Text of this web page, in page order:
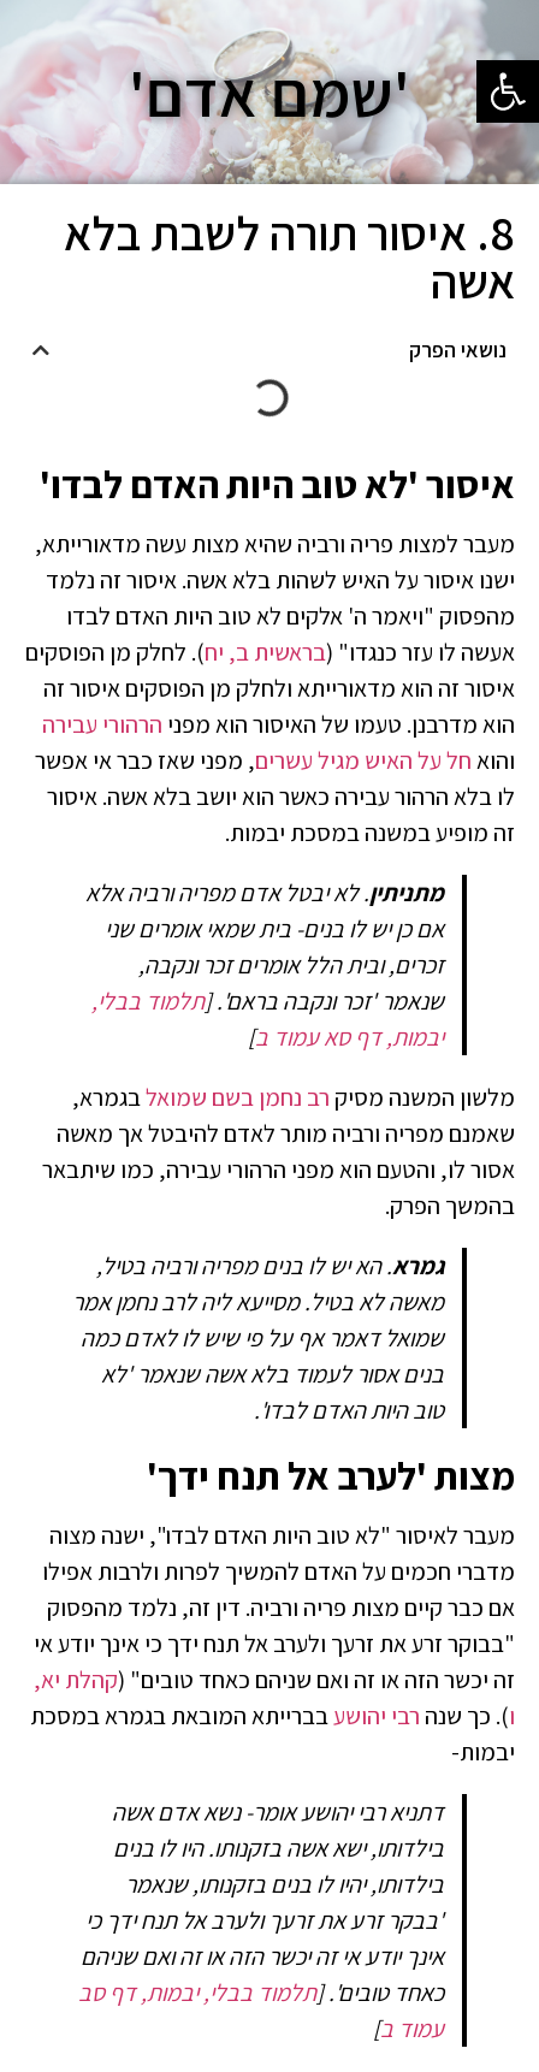
'שמם אדם'
8. איסור תורה לשבת בלא
אשה
נושאי הפרק
איסור 'לא טוב היות האדם לבדו'
מעבר למצות פריה ורביה שהיא מצות עשה מדאורייתא,
ישנו איסור על האיש לשהות בלא אשה. איסור זה נלמד
מהפסוק "ויאמר ה' אלקים לא טוב היות האדם לבדו
אעשה לו עזר כנגדו" (בראשית ב, יח). לחלק מן הפוסקים
איסור זה הוא מדאורייתא ולחלק מן הפוסקים איסור זה
הוא מדרבנן. טעמו של האיסור הוא מפני הרהורי עבירה
והואחל על האיש מגיל עשרים, מפני שאז כבר אי אפשר
לו בלא הרהור עבירה כאשר הוא יושב בלא אשה. איסור
זה מופיע במשנה במסכת יבמות.
מתניתין. לא יבטל אדם מפריה ורביה אלא
אם כן יש לו בנים- בית שמאי אומרים שני
זכרים, ובית הלל אומרים זכר ונקבה,
שנאמר 'זכר ונקבה בראם'.[תלמוד בבלי,
יבמות, דף סא עמוד ב]
מלשון המשנה מסיק רב נחמן בשם שמואלבגמרא,
שאמנם מפריה ורביה מותר לאדם להיבטל אך מאשה
אסור לו, והטעם הוא מפני הרהורי עבירה, כמו שיתבאר
בהמשך הפרק.
גמרא. הא יש לו בנים מפריה ורביה בטיל,
מאשה לא בטיל. מסייעא ליה לרב נחמן אמר
שמואל דאמר אף על פי שיש לו לאדם כמה
בנים אסור לעמוד בלא אשה שנאמר 'לא
טוב היות האדם לבדו'.
מצות 'לערב אל תנח ידך'
מעבר לאיסור "לא טוב היות האדם לבדו", ישנה מצוה
מדברי חכמים על האדם להמשיך לפרות ולרבות אפילו
אם כבר קיים מצות פריה ורביה. דין זה, נלמד מהפסוק
"בבוקר זרע את זרעך ולערב אל תנח ידך כי אינך יודע אי
זה יכשר הזה או זה ואם שניהם כאחד טובים" (קהלת יא,
ו). כך שנה רבי יהושעבברייתא המובאת בגמרא במסכת
יבמות-
דתניא רבי יהושע אומר- נשא אדם אשה
בילדותו, ישא אשה בזקנותו. היו לו בנים
בילדותו, יהיו לו בנים בזקנותו, שנאמר
'בבקר זרע את זרעך ולערב אל תנח ידך כי
אינך יודע אי זה יכשר הזה או זה ואם שניהם
כאחד טובים'.[תלמוד בבלי, יבמות, דף סב
עמוד ב]
פתח סרגל נגישות